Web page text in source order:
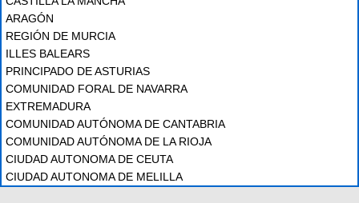
ARAGÓN
REGIÓN DE MURCIA
ILLES BALEARS
PRINCIPADO DE ASTURIAS
COMUNIDAD FORAL DE NAVARRA
EXTREMADURA
COMUNIDAD AUTÓNOMA DE CANTABRIA
COMUNIDAD AUTÓNOMA DE LA RIOJA
CIUDAD AUTONOMA DE CEUTA
CIUDAD AUTONOMA DE MELILLA